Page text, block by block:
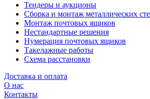
Тендеры и аукционы
Сборка и монтаж металлических
Монтаж почтовых ящиков
Нестандартные решения
Нумерация почтовых ящиков
Такелажные работы
Схема расстановки
Доставка и оплата
О нас
Контакты